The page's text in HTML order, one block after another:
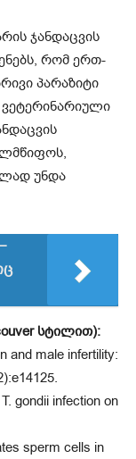
ჯანდაცვის
რომ ერთ-
პარაზიტი
უნდა
სტილით):
and male infertility:
gondii infection on
sperm cells in